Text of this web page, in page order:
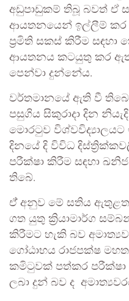
අඩුපාඩුකම් තිබූ බවත් ඒ
ආයතනයෙන් ඉල්ලීම් කර
ප්‍රමිති සකස් කිරීම සඳහා
ආයතනය කටයුතු කර
පෙන්වා දුන්නේය.
වර්තමානයේ ඇති වී
පසුගිය සිකුරාදා දින
මොරටුව විශ්වවිද්‍යාලයට
දිනයේ දි විවිධ
පරීක්ෂා කිරීම සඳහා
තිබේ.
ඒ් අනුව මේ සතිය ඇතුළත
ගත යුතු ක්‍රියාමාර්ග
කිරීමට හැකි බව
ගෝඨාභය රාජපක්ෂ
කමිටුවක් පත්කර
ලබා දුන් බව ද